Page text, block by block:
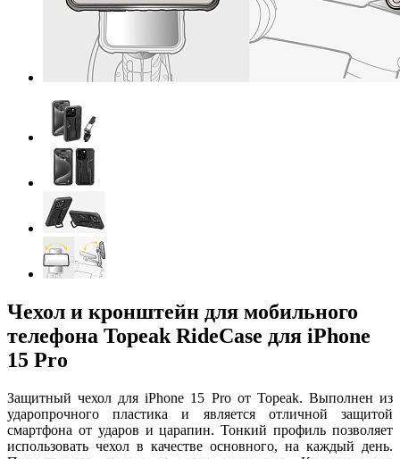
Чехол и кронштейн для мобильного
телефона Topeak RideCase для iPhone
15 Pro
Защитный чехол для iPhone 15 Pro от Topeak. Выполнен из
ударопрочного пластика и является отличной защитой
смартфона от ударов и царапин. Тонкий профиль позволяет
использовать чехол в качестве основного, на каждый день.